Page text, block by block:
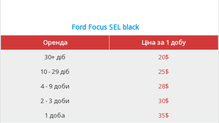
Ford Focus SEL black
Оренда
Ціна за 1 добу
30+ діб
20$
10 - 29 діб
25$
4 - 9 доби
28$
2 - 3 доби
30$
1 доба
35$